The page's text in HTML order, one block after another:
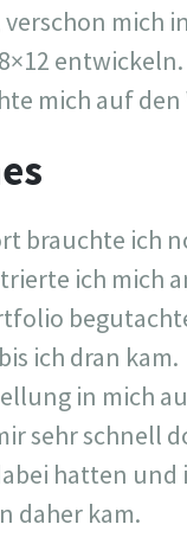
mich
mich auf den
brauchte ich
ich mich
ich dran kam.
in mich
sehr schnell
hatten und
daher kam.